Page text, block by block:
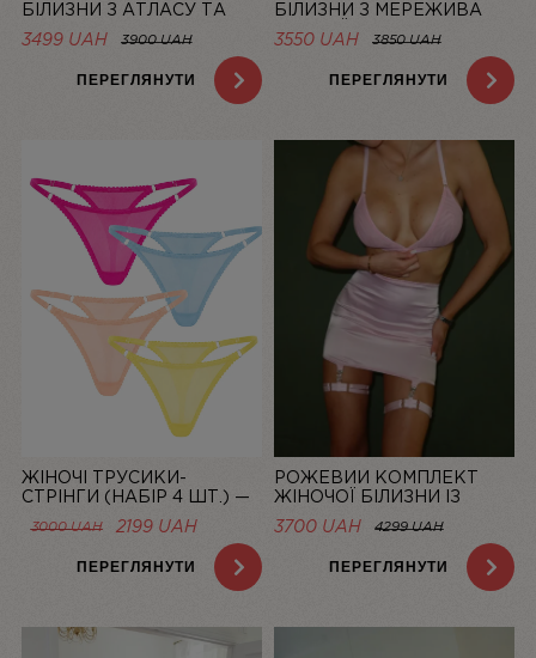
БІЛИЗНИ З АТЛАСУ ТА
МЕРЕЖИВА CHAMPAGNE |
LINIYA
3499 UAH 3900 UAH
ПЕРЕГЛЯНУТИ
БІЛИЗНИ З МЕРЕЖИВА
ЧОРНИЙ MUSE | LINIYA
3550 UAH 3850 UAH
ПЕРЕГЛЯНУТИ
ЖІНОЧІ ТРУСИКИ-
СТРІНГИ (НАБІР 4 ШТ.) —
СІТКА “LA DOLCE VITA”
3000UAH
ОРИГІНАЛЬНА
3000 UAH.
2199 UAHПОТОЧНА
ЦІНА:
2199 UAH.
ПЕРЕГЛЯНУТИ
РОЖЕВИЙ КОМПЛЕКТ
ЖІНОЧОЇ БІЛИЗНИ ІЗ
СІТОЧКИ ЗІ СПІДНИЦЕЮ
BASIC PINK | LINIYA
3700 UAH 4299 UAH
ПЕРЕГЛЯНУТИ